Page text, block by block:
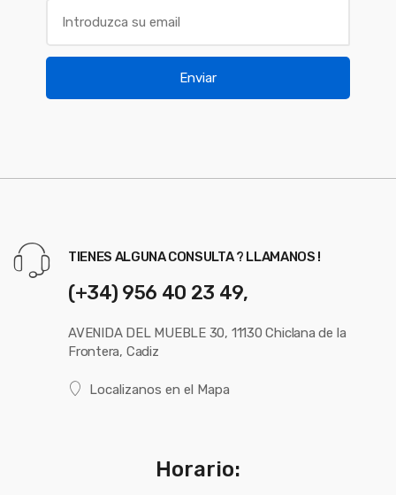
Enviar
TIENES ALGUNA CONSULTA ? LLAMANOS !
(+34) 956 40 23 49,
AVENIDA DEL MUEBLE 30, 11130 Chiclana de la
Frontera, Cadiz
Localizanos en el Mapa
Horario: